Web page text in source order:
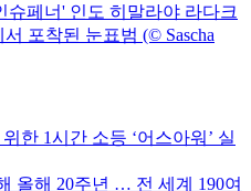
슈페너' 인도 히말라야 라다크
포착된 눈표범 (© Sascha
한 1시간 소등 ‘어스아워’ 실
올해 20주년 … 전 세계 190여